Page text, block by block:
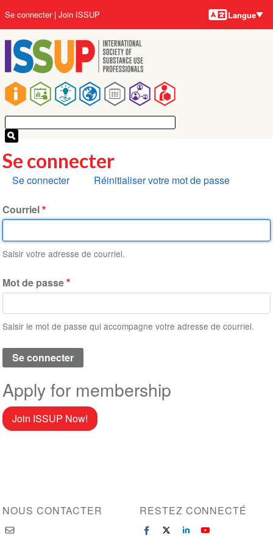
au
contenu
principal
Main
navigation
User
account
menu
Se connecter Join ISSUP Langues
Langue
Se connecter
Onglets
Se connecter Réinitialiser votre mot de passe
Courriel
Saisir votre adresse de courriel.
Mot de passe
Saisir le mot de passe qui accompagne votre adresse de courriel.
Apply for membership
Join ISSUP Now!
NOUS CONTACTER RESTEZ CONNECTÉ